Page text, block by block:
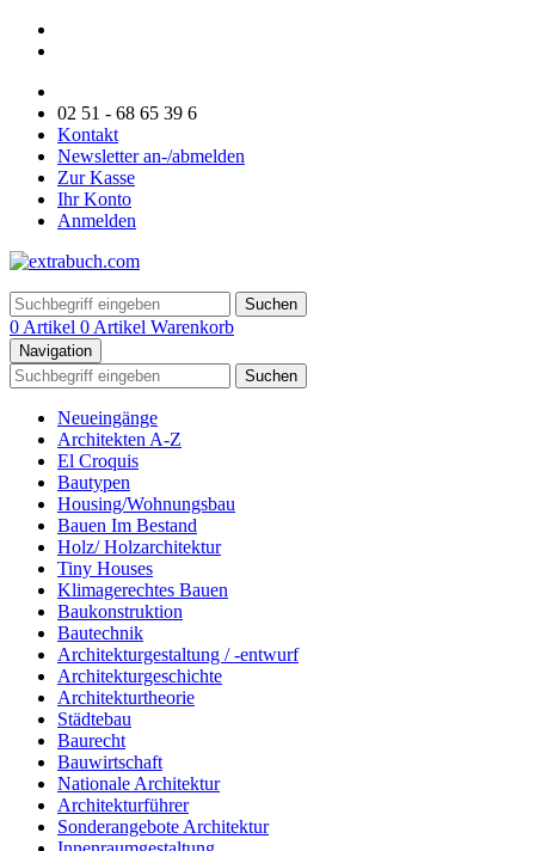
02 51 - 68 65 39 6
Kontakt
Newsletter an-/abmelden
Zur Kasse
Ihr Konto
Anmelden
Suchen
0 Artikel 0 Artikel Warenkorb
Navigation
Suchen
Neueingänge
Architekten A-Z
El Croquis
Bautypen
Housing/Wohnungsbau
Bauen Im Bestand
Holz/ Holzarchitektur
Tiny Houses
Klimagerechtes Bauen
Baukonstruktion
Bautechnik
Architekturgestaltung / -entwurf
Architekturgeschichte
Architekturtheorie
Städtebau
Baurecht
Bauwirtschaft
Nationale Architektur
Architekturführer
Sonderangebote Architektur